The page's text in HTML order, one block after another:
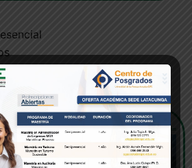
SO-25-No.568-2020
mención Turismo Sostenible